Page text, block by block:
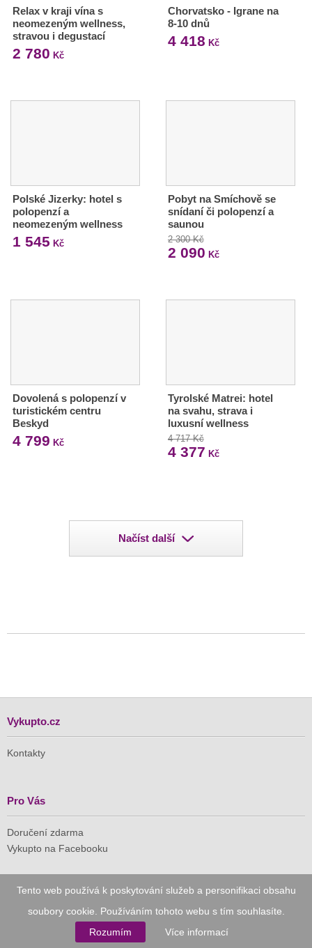
Tento web používá k poskytování služeb a personifikaci obsahu
soubory cookie. Používáním tohoto webu s tím souhlasíte.
Rozumím
Více informací
Relax v kraji vína s
neomezeným wellness,
stravou i degustací
2 780 Kč
Chorvatsko - Igrane na
8-10 dnů
4 418 Kč
Polské Jizerky: hotel s
polopenzí a
neomezeným wellness
1 545 Kč
Pobyt na Smíchově se
snídaní či polopenzí a
saunou
2 300 Kč
2 090 Kč
Dovolená s polopenzí v
turistickém centru
Beskyd
4 799 Kč
Tyrolské Matrei: hotel
na svahu, strava i
luxusní wellness
4 717 Kč
4 377 Kč
Načíst další
Vykupto.cz
Kontakty
Pro Vás
Doručení zdarma
Vykupto na Facebooku
Naše společnost je členem Asociace pro elektronickou
komerci (APEK)